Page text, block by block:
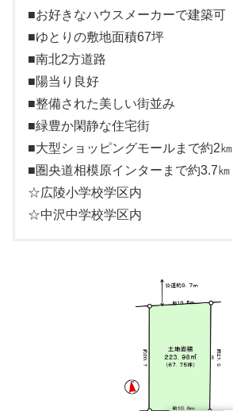
■お好きなハウスメーカーで建築可
■ゆとりの敷地面積67坪
■南北2方道路
■陽当り良好
■整備された美しい街並み
■緑豊か閑静な住宅街
■大型ショッピングモールまで約2㎞
■圏央道相模原インターまで約3.7㎞
☆広陵小学校学区内
☆中沢中学校学区内